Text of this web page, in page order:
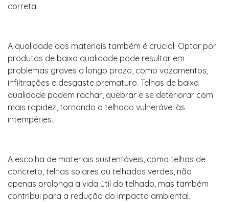
correta.
A qualidade dos materiais também é crucial. Optar por
produtos de baixa qualidade pode resultar em
problemas graves a longo prazo, como vazamentos,
infiltrações e desgaste prematuro. Telhas de baixa
qualidade podem rachar, quebrar e se deteriorar com
mais rapidez, tornando o telhado vulnerável às
intempéries.
A escolha de materiais sustentáveis, como telhas de
concreto, telhas solares ou telhados verdes, não
apenas prolonga a vida útil do telhado, mas também
contribui para a redução do impacto ambiental.